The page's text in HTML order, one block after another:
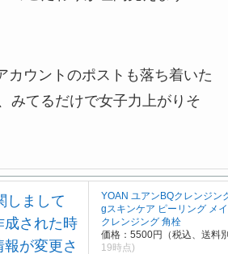
カウントのポストも落ち着いた
みてるだけで女子力上がりそ
YOAN ユアンBQクレンジン
gスキンケア ピーリング メ
クレンジング 角栓
価格：5500円（税込、送料
19時点)